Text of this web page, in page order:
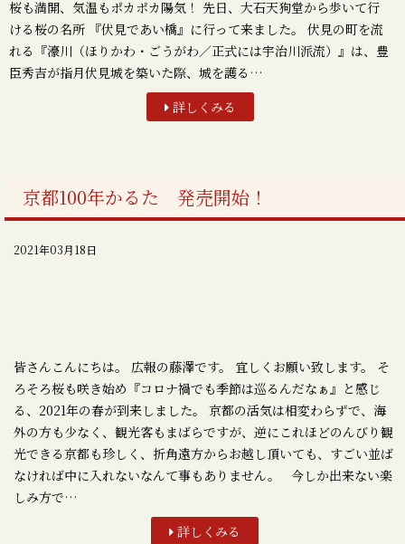
桜も満開、気温もポカポカ陽気！ 先日、大石天狗堂から歩いて行
ける桜の名所 『伏見であい橋』に行って来ました。 伏見の町を流
れる『濠川（ほりかわ・ごうがわ／正式には宇治川派流）』は、豊
臣秀吉が指月伏見城を築いた際、城を護る…
詳しくみる
京都100年かるた 発売開始！
2021年03月18日
皆さんこんにちは。 広報の藤澤です。 宜しくお願い致します。 そ
ろそろ桜も咲き始め『コロナ禍でも季節は巡るんだなぁ』と感じ
る、2021年の春が到来しました。 京都の活気は相変わらずで、海
外の方も少なく、観光客もまばらですが、逆にこれほどのんびり観
光できる京都も珍しく、折角遠方からお越し頂いても、すごい並ば
なければ中に入れないなんて事もありません。 今しか出来ない楽
しみ方で…
詳しくみる